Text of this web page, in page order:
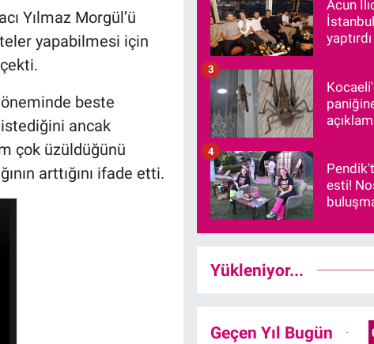
Yılmaz Morgül’ü
yapabilmesi için
beste
istediğini ancak
çok üzüldüğünü
arttığını ifade etti.
Acun
yaptırdı
3
esti!
4
Yükleniyor...
Geçen Yıl Bugün